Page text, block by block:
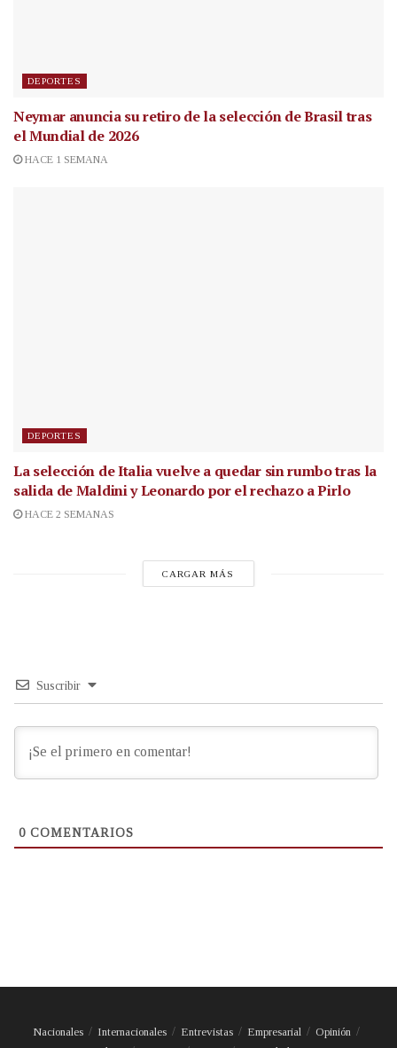
DEPORTES
Neymar anuncia su retiro de la selección de Brasil tras
el Mundial de 2026
HACE 1 SEMANA
DEPORTES
La selección de Italia vuelve a quedar sin rumbo tras la
salida de Maldini y Leonardo por el rechazo a Pirlo
HACE 2 SEMANAS
CARGAR MÁS
Suscribir
0 COMENTARIOS
Nacionales Internacionales Entrevistas Empresarial
Opinión